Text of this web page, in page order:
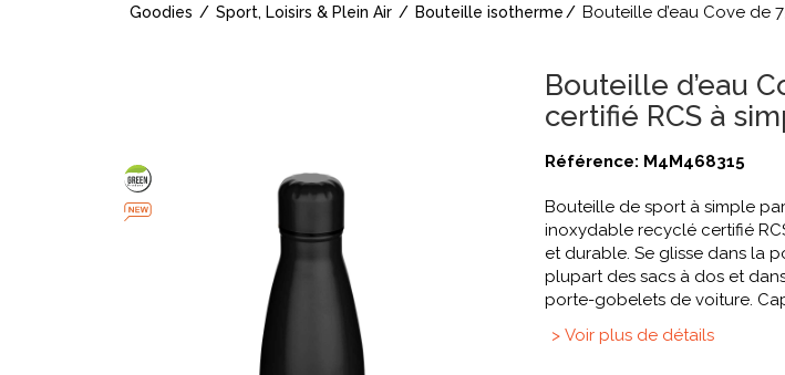
Goodies Sport, Loisirs & Plein Air Bouteille isotherme Bouteille d’eau Cove de
Bouteille d’eau
certifié RCS à
Référence: M4M468315
Bouteille de sport à simple
inoxydable recyclé certifié
et durable. Se glisse dans la
plupart des sacs à dos et
porte-gobelets de voiture.
> Voir plus de détails